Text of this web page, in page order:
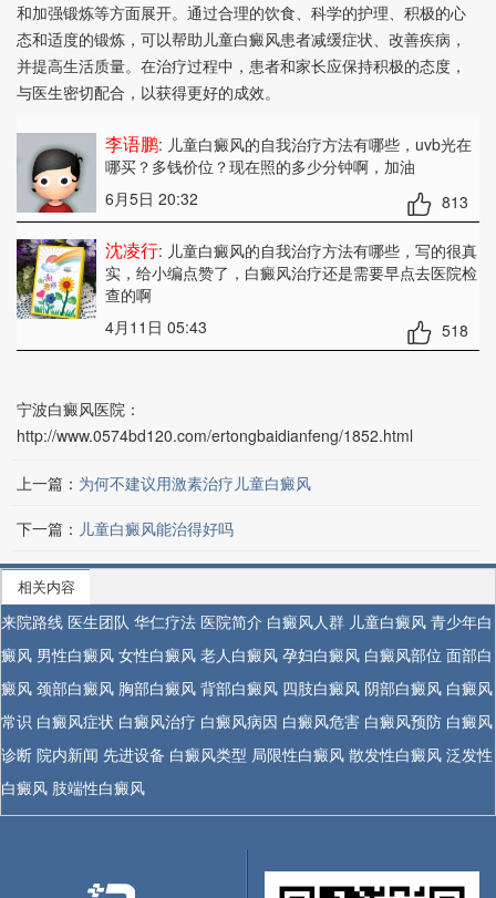
和加强锻炼等方面展开。通过合理的饮食、科学的护理、积极的心
态和适度的锻炼，可以帮助儿童白癜风患者减缓症状、改善疾病，
并提高生活质量。在治疗过程中，患者和家长应保持积极的态度，
与医生密切配合，以获得更好的成效。
李语鹏: 儿童白癜风的自我治疗方法有哪些，uvb光在
哪买？多钱价位？现在照的多少分钟啊，加油
6月5日 20:32
813
沈凌行: 儿童白癜风的自我治疗方法有哪些，写的很真
实，给小编点赞了，白癜风治疗还是需要早点去医院检
查的啊
4月11日 05:43
518
宁波白癜风医院：
http://www.0574bd120.com/ertongbaidianfeng/1852.html
上一篇： 为何不建议用激素治疗儿童白癜风
下一篇： 儿童白癜风能治得好吗
相关内容
来院路线 医生团队 华仁疗法 医院简介 白癜风人群 儿童白癜风 青少年白
癜风 男性白癜风 女性白癜风 老人白癜风 孕妇白癜风 白癜风部位 面部白
癜风 颈部白癜风 胸部白癜风 背部白癜风 四肢白癜风 阴部白癜风 白癜风
常识 白癜风症状 白癜风治疗 白癜风病因 白癜风危害 白癜风预防 白癜风
诊断 院内新闻 先进设备 白癜风类型 局限性白癜风 散发性白癜风 泛发性
白癜风 肢端性白癜风